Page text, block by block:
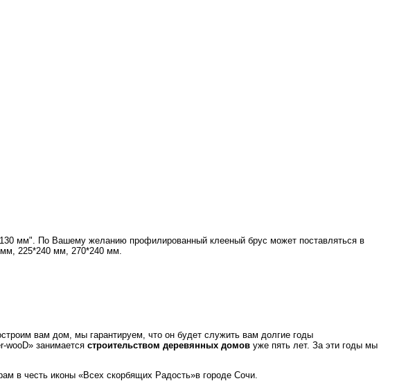
мм". По Вашему желанию профилированный клееный брус может поставляться в
225*240 мм, 270*240 мм.
вам дом, мы гарантируем, что он будет служить вам долгие годы
wooD» занимается строительством деревянных домов уже пять лет. За эти годы мы
в честь иконы «Всех скорбящих Радость»в городе Сочи.